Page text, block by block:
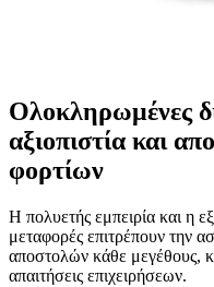
Ολοκληρωμένες
αξιοπιστία και
φορτίων
Η πολυετής εμπειρία και η
μεταφορές επιτρέπουν την
αποστολών κάθε μεγέθους,
απαιτήσεις επιχειρήσεων.